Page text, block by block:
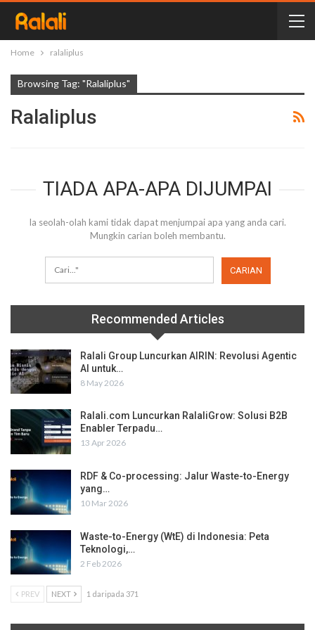
Home ralaliplus
Browsing Tag: "ralaliplus"
Ralaliplus
TIADA APA-APA DIJUMPAI
Ia seolah-olah kami tidak dapat menjumpai apa yang anda cari.
Mungkin carian boleh membantu.
Recommended Articles
Ralali Group Luncurkan AIRIN: Revolusi Agentic
AI untuk…
8 May 2026
Ralali.com Luncurkan RalaliGrow: Solusi B2B
Enabler Terpadu…
13 Apr 2026
RDF & Co-processing: Jalur Waste-to-Energy
yang…
10 Mar 2026
Waste-to-Energy (WtE) di Indonesia: Peta
Teknologi,…
2 Feb 2026
PREV NEXT 1 daripada 371